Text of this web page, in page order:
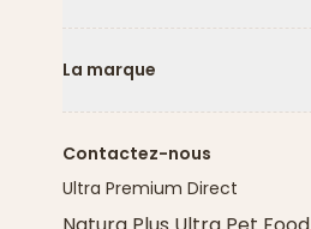
La marque
Contactez-nous
Ultra Premium Direct